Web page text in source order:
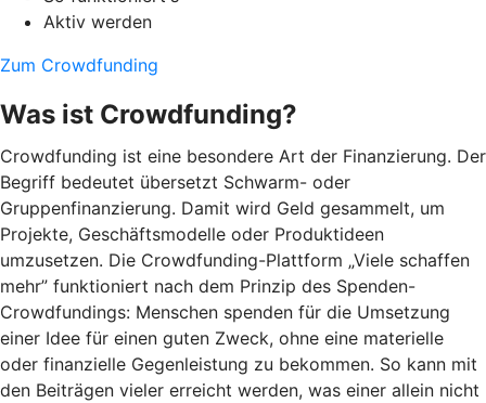
Aktiv werden
Zum Crowdfunding
Was ist Crowdfunding?
Crowdfunding ist eine besondere Art der Finanzierung. Der
Begriff bedeutet übersetzt Schwarm- oder
Gruppenfinanzierung. Damit wird Geld gesammelt, um
Projekte, Geschäftsmodelle oder Produktideen
umzusetzen. Die Crowdfunding-Plattform „Viele schaffen
mehr” funktioniert nach dem Prinzip des Spenden-
Crowdfundings: Menschen spenden für die Umsetzung
einer Idee für einen guten Zweck, ohne eine materielle
oder finanzielle Gegenleistung zu bekommen. So kann mit
den Beiträgen vieler erreicht werden, was einer allein nicht